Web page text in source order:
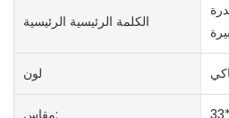
الكلمة الرئيسية الرئيسية
لون